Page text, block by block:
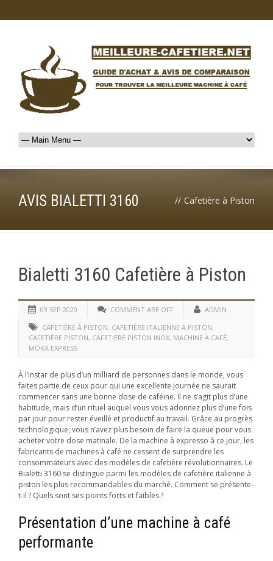
AVIS BIALETTI 3160 // Cafetière à Piston
Bialetti 3160 Cafetière à Piston
03 SEP 2020 COMMENT ARE OFF
ADMIN
CAFETIÈRE À PISTON, CAFETIÈRE ITALIENNE A PISTON,
CAFETIÈRE PISTON, CAFETIERE PISTON INOX, MACHINE À CAFÉ,
MOKA EXPRESS
À l’instar de plus d’un milliard de personnes dans le monde, vous
faites partie de ceux pour qui une excellente journée ne saurait
commencer sans une bonne dose de caféine. Il ne s’agit plus d’une
habitude, mais d’un rituel auquel vous vous adonnez plus d’une fois
par jour pour rester éveillé et productif au travail. Grâce au progrès
technologique, vous n’avez plus besoin de faire la queue pour vous
acheter votre dose matinale. De la machine à expresso à ce jour, les
fabricants de machines à café ne cessent de surprendre les
consommateurs avec des modèles de cafetière révolutionnaires. Le
Bialetti 3160 se distingue parmi les modèles de cafetière italienne à
piston les plus recommandables du marché. Comment se présente-
t-il ? Quels sont ses points forts et faibles ?
Présentation d’une machine à café
performante